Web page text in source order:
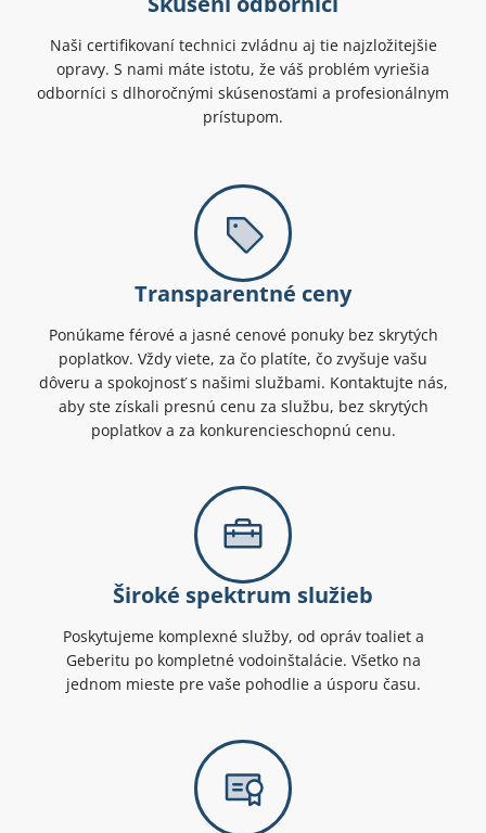
Naši certifikovaní technici zvládnu aj tie najzložitejšie
opravy. S nami máte istotu, že váš problém vyriešia
odborníci s dlhoročnými skúsenosťami a profesionálnym
prístupom.
Transparentné ceny
Ponúkame férové a jasné cenové ponuky bez skrytých
poplatkov. Vždy viete, za čo platíte, čo zvyšuje vašu
dôveru a spokojnosť s našimi službami. Kontaktujte nás,
aby ste získali presnú cenu za službu, bez skrytých
poplatkov a za konkurencieschopnú cenu.
Široké spektrum služieb
Poskytujeme komplexné služby, od opráv toaliet a
Geberitu po kompletné vodoinštalácie. Všetko na
jednom mieste pre vaše pohodlie a úsporu času.